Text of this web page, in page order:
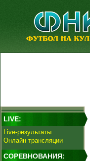
LIVE:
Live-результаты
Онлайн трансляции
СОРЕВНОВАНИЯ: